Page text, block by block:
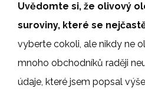
Uvědomte si, že olivový
suroviny, které se
vyberte cokoli, ale nikdy ne
mnoho obchodníků raději
údaje, které jsem popsal